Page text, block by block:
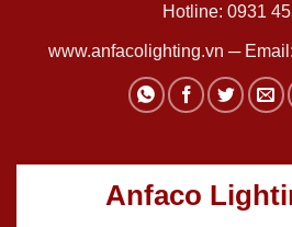
Hotline: 0931
www.anfacolighting.vn ─ Email:
Anfaco